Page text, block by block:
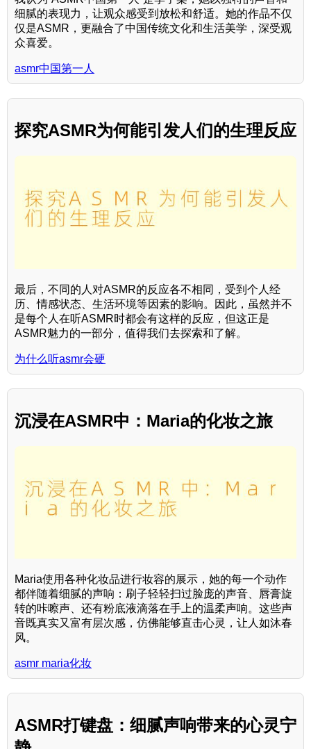
细腻的表现力，让观众感受到放松和舒适。她的作品不仅
仅是ASMR，更融合了中国传统文化和生活美学，深受观
众喜爱。
asmr中国第一人
探究ASMR为何能引发人们的生理反应
最后，不同的人对ASMR的反应各不相同，受到个人经
历、情感状态、生活环境等因素的影响。因此，虽然并不
是每个人在听ASMR时都会有这样的反应，但这正是
ASMR魅力的一部分，值得我们去探索和了解。
为什么听asmr会硬
沉浸在ASMR中：Maria的化妆之旅
Maria使用各种化妆品进行妆容的展示，她的每一个动作
都伴随着细腻的声响：刷子轻轻扫过脸庞的声音、唇膏旋
转的咔嚓声、还有粉底液滴落在手上的温柔声响。这些声
音既真实又富有层次感，仿佛能够直击心灵，让人如沐春
风。
asmr maria化妆
ASMR打键盘：细腻声响带来的心灵宁